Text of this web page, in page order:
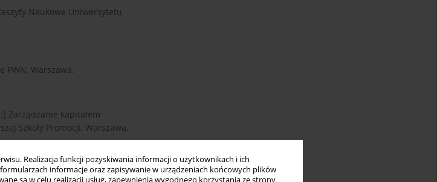
Realizacja funkcji pozyskiwania informacji o użytkownikach i ich
informacje oraz zapisywanie w urządzeniach końcowych plików
są w celu realizacji usług, zapewnienia wygodnego korzystania ze strony
Naukowe Uniwersytetu
PWN, Warszawa.
Zarządzanie kapitałem
Szkoły Promocji, Warszawa.
Warszawa.